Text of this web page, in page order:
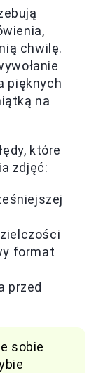
chwilę.
pięknych
na
które
zdjęć:
format
przed
sobie